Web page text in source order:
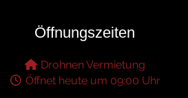
Öffnungszeiten
Drohnen Vermietung
Öffnet heute um 09:00 Uhr